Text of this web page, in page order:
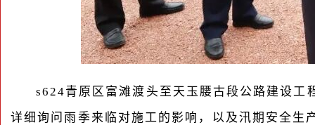
s624青原区富滩渡头至天玉腰古段公路建设
详细询问雨季来临对施工的影响，以及汛期安全